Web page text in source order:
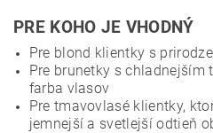
PRE KOHO JE VHODNÝ
Pre blond klientky s
Pre brunetky s chladnejším
farba vlasov
Pre tmavovlasé klientky,
jemnejší a svetlejší odtieň